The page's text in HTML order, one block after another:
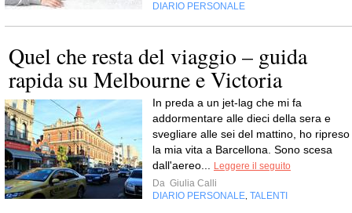
DIARIO PERSONALE
Quel che resta del viaggio – guida
rapida su Melbourne e Victoria
In preda a un jet-lag che mi fa
addormentare alle dieci della sera e
svegliare alle sei del mattino, ho ripreso
la mia vita a Barcellona. Sono scesa
dall'aereo...
Leggere il seguito
Da Giulia Calli
DIARIO PERSONALE TALENTI